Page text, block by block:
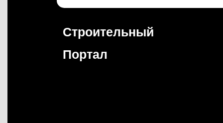
Строительный
Портал